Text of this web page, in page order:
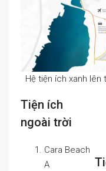
Hệ tiện ích xanh lên
Tiện ích
ngoài trời
Cara Beach
A